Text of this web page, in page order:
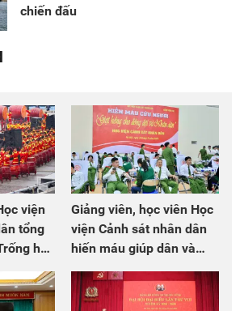
chiến đấu
viện
tổng
hội
Đảng
Giảng viên, học viên Học
viện Cảnh sát nhân dân
hiến máu giúp dân và
đồng đội